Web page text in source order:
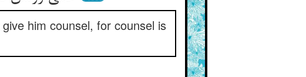
him counsel, for counsel is